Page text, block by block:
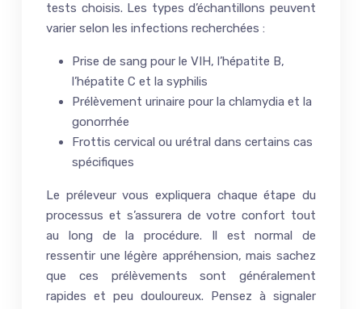
tests choisis. Les types d’échantillons peuvent
varier selon les infections recherchées :
Prise de sang pour le VIH, l’hépatite B,
l’hépatite C et la syphilis
Prélèvement urinaire pour la chlamydia et la
gonorrhée
Frottis cervical ou urétral dans certains cas
spécifiques
Le préleveur vous expliquera chaque étape du
processus et s’assurera de votre confort tout
au long de la procédure. Il est normal de
ressentir une légère appréhension, mais sachez
que ces prélèvements sont généralement
rapides et peu douloureux. Pensez à signaler